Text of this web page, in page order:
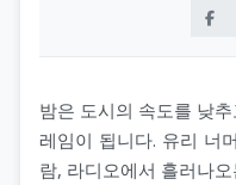
밤은 도시의 속도를 낮
레임이 됩니다. 유리 너
람, 라디오에서 흘러나